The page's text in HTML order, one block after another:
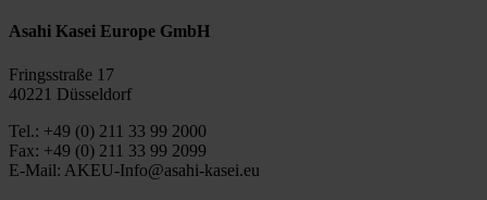
Asahi Kasei Europe GmbH
Fringsstraße 17
40221 Düsseldorf
Tel.: +49 (0) 211 33 99 2000
Fax: +49 (0) 211 33 99 2099
E-Mail: AKEU-Info@asahi-kasei.eu